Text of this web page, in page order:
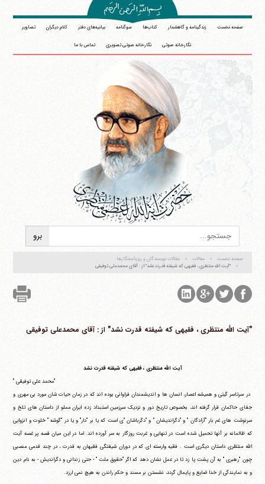
صفحه نخست زندگینامه و گاهشمار کتاب‌ها سوگنامه بیانیه‌های دفتر کلام دیگران تصاویر
نگارخانه صوتی نگارخانه صوتی تصویری تماس با ما
صفحه نخست مقالات
مقالات نویسندگان و روزنامه‌نگارها
"‏آیت الله منتظری ، فقیهی که شیفته قدرت نشد" از : آقای محمدعلی توفیقی
"‏آیت الله منتظری ، فقیهی که شیفته قدرت نشد" از : آقای محمدعلی توفیقی
آیت الله منتظری ، فقیهی که شیفته قدرت نشد
"محمد علی توفیقی "
در سرتاسر گیتی و همیشه اعصار، انسان ها و اندیشمندان فراوانی بوده اند که در زمان حیات شان مورد بی مهری و
جفای حاکمان قرار گرفته اند، بخصوص تاریخ دور و نزدیک سرزمین استبداد زده ایران مملو از داستان های تلخ و
سرنوشت های غم بار "آزادگان " و "دگراندیشان " و "دگرباشان "ی است که یا بر "دار" و یا در "گوشه " خلوت و انزوایی
که ظالمانه بر آنها تحمیل شده است در تنهایی و غربت روزگار به سر آورده اند. اما در این میان قصه پر غصه آیت
الله منتظری داستان دیگری است . فقیه وارسته ای که در دوران شیفتگی فقیهان به قدرت ، در چند قدمی منصبی
چون "رهبری " به آن پشت پا زد تا در عمل نشان دهد که اگر "حقوق ملت " - حتی زندانی و دگراندیش - به نام دین
و به نمایندگی از خدا ضایع و پایمال گردد، نشستن بر مسند و حکم راندن به هیچ نمی ارزد.